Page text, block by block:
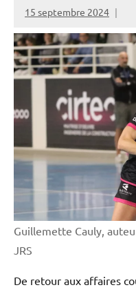
15 septembre 2024
Rédaction
JRS
Guillemette Cauly,
JRS
De retour aux affaires